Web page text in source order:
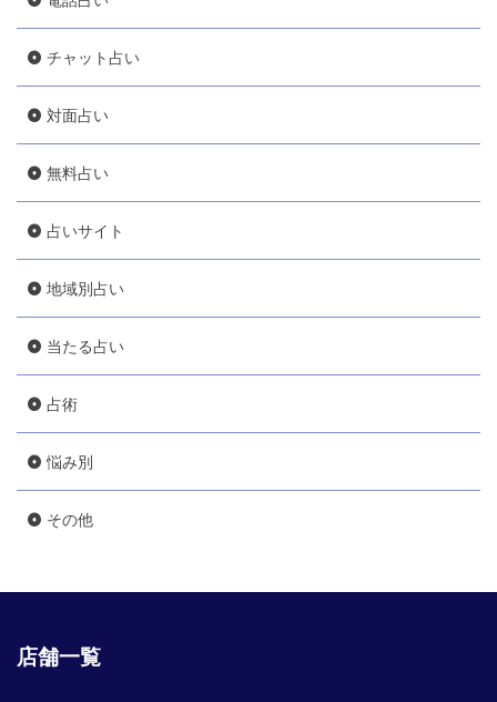
チャット占い
対面占い
無料占い
占いサイト
地域別占い
当たる占い
占術
悩み別
その他
店舗一覧